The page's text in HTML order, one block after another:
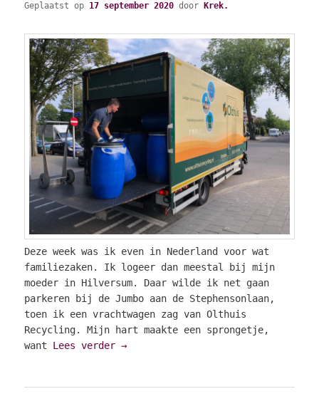
Geplaatst op 17 september 2020 door Krek.
Deze week was ik even in Nederland voor wat
familiezaken. Ik logeer dan meestal bij mijn
moeder in Hilversum. Daar wilde ik net gaan
parkeren bij de Jumbo aan de Stephensonlaan,
toen ik een vrachtwagen zag van Olthuis
Recycling. Mijn hart maakte een sprongetje,
want Lees verder→